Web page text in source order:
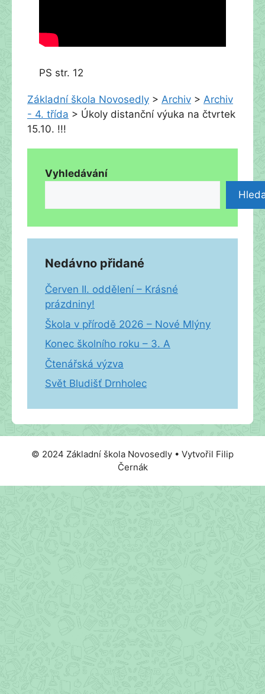
PS str. 12
Základní škola Novosedly > Archiv > Archiv
- 4. třída > Úkoly distanční výuka na čtvrtek
15.10. !!!
Vyhledávání
Nedávno přidané
Červen II. oddělení – Krásné
prázdniny!
Škola v přírodě 2026 – Nové Mlýny
Konec školního roku – 3. A
Čtenářská výzva
Svět Bludišť Drnholec
© 2024 Základní škola Novosedly • Vytvořil Filip
Černák